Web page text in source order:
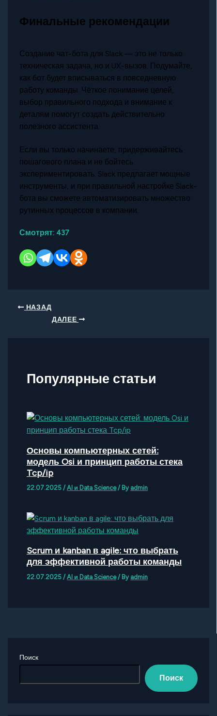
Финальные рекомендации
Создание чат-бота для Slack — это не только
техническая задача, но и UX-вызов. Подумайте,
как бот будет вписываться в повседневную
работу команды. Чёткое понимание целей,
выбор правильного подхода и внимание к
деталям помогут создать действительно
полезного ассистента.
Если вы только начинаете, придерживайтесь
пошагового плана и не бойтесь
экспериментировать. Slack предлагает мощные
инструменты, и при правильной настройке Slack-
бота вы сможете автоматизировать множество
рутинных процессов в компании.
Смотрят: 437
НАЗАД
ДАЛЕЕ
Популярные статьи
Основы компьютерных сетей:
модель Osi и принцип работы стека
Tcp/ip
22.07.2025/AI и Data Science/ By admin
Scrum и kanban в agile: что выбрать
для эффективной работы команды
22.07.2025/AI и Data Science/ By admin
Поиск
Поиск